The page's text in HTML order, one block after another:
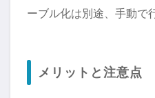
ーブル化は別途、手動で
メリットと注意点